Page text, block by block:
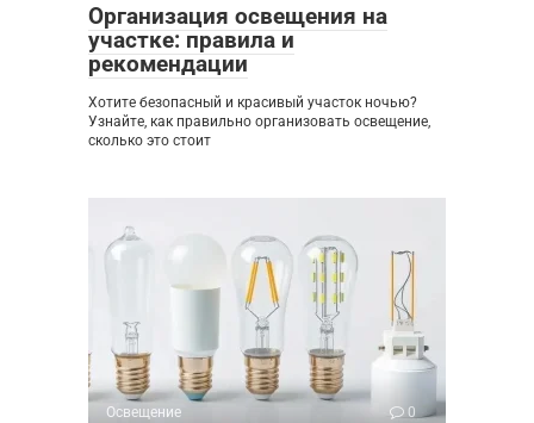
Организация освещения на
участке: правила и
рекомендации
Хотите безопасный и красивый участок ночью?
Узнайте, как правильно организовать освещение,
сколько это стоит
Освещение 0